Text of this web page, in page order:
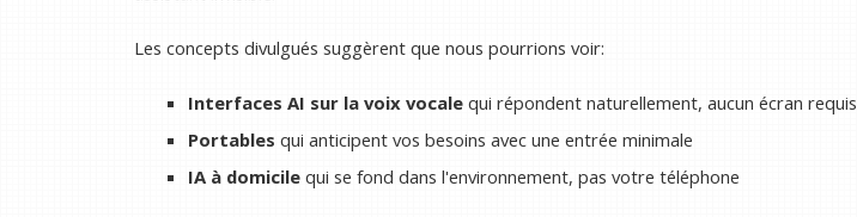
Les concepts divulgués suggèrent que nous pourrions voir:
Interfaces AI sur la voix vocalequi répondent naturellement, aucun écran requis
Portables qui anticipent vos besoins avec une entrée minimale
IA à domicilequi se fond dans l'environnement, pas votre téléphone